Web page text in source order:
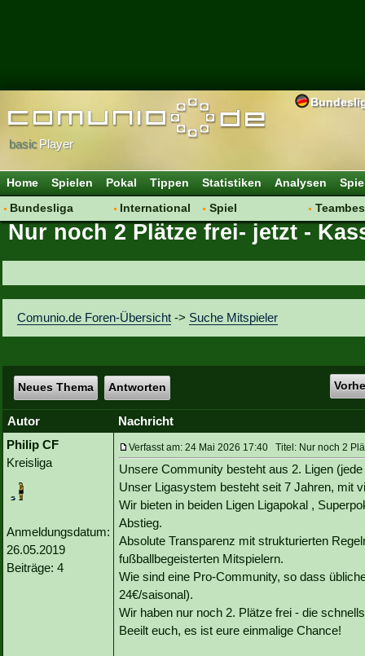
basicPlayer
Home Spielen Pokal Tippen Statistiken Analysen
Bundesliga
Hot News
Vereinsdiskussion
Vereinsfragen
International
Vereine
Spiel
Regeln & Tipps
Nur noch 2 Plätze frei- jetzt -
Comunio.de Foren-Übersicht -> Suche Mitspieler
Neues Thema Antworten
Autor
Nachricht
Philip CF
Kreisliga
Anmeldungsdatum:
26.05.2019
Beiträge: 4
Verfasst am: 24 Mai 2026 17:40 Titel: Nur noch 2
Unsere Community besteht aus 2. Ligen
Unser Ligasystem besteht seit 7 Jahren, mit
Wir bieten in beiden Ligen Ligapokal ,
Abstieg.
Absolute Transparenz mit strukturierten
fußballbegeisterten Mitspielern.
Wie sind eine Pro-Community, so dass
24€/saisonal).
Wir haben nur noch 2. Plätze frei - die
Beeilt euch, es ist eure einmalige Chance!